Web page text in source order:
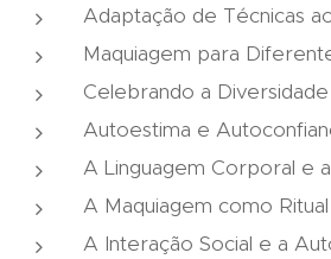
Adaptação de Técnicas
Maquiagem para
Celebrando a
Autoestima e
A Linguagem Corporal e
A Maquiagem como
A Interação Social e a